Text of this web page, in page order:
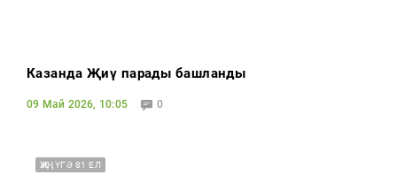
Казанда Җиңү парады башланды
09 Май 2026, 10:05 0
ҖИҢҮГӘ 81 ЕЛ